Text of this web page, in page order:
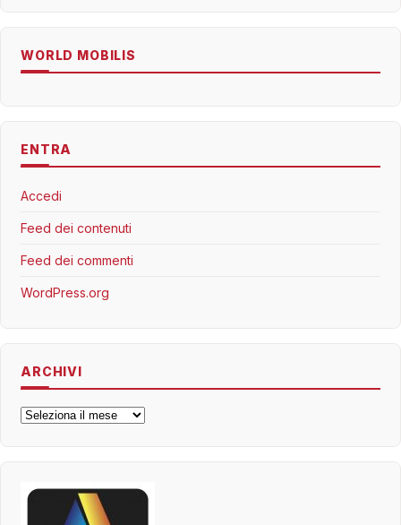
WORLD MOBILIS
ENTRA
Accedi
Feed dei contenuti
Feed dei commenti
WordPress.org
ARCHIVI
Archivi